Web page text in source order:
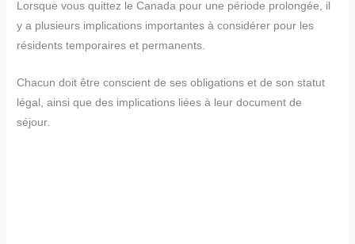
Lorsque vous quittez le Canada pour une période prolongée, il
y a plusieurs implications importantes à considérer pour les
résidents temporaires et permanents.
Chacun doit être conscient de ses obligations et de son statut
légal, ainsi que des implications liées à leur document de
séjour.